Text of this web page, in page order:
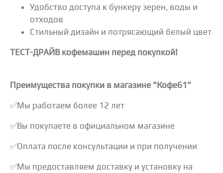
Удобство доступа к бункеру зерен, воды и
отходов
Стильный дизайн и потрясающий белый цвет
ТЕСТ-ДРАЙВ кофемашин перед покупкой!
Преимущества покупки в магазине "Кофе61"
✅Мы работаем более 12 лет
✅Вы покупаете в официальном магазине
✅Оплата после консультации и при получении
✅Мы предоставляем доставку и установку на